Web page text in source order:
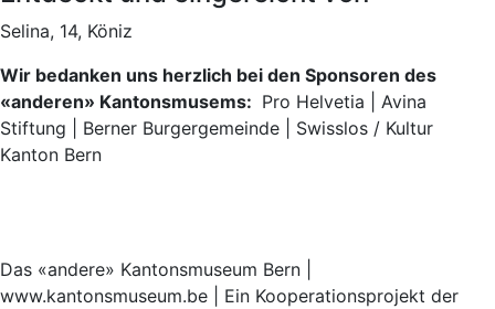
Selina, 14, Köniz
Wir bedanken uns herzlich bei den Sponsoren des
«anderen» Kantonsmusems: Pro Helvetia | Avina
Stiftung | Berner Burgergemeinde | Swisslos / Kultur
Kanton Bern
Das «andere» Kantonsmuseum Bern |
www.kantonsmuseum.be | Ein Kooperationsprojekt der